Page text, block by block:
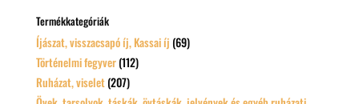
Termékkategóriák
Íjászat, visszacsapó íj, Kassai íj (69)
Történelmi fegyver (112)
Ruházat, viselet (207)